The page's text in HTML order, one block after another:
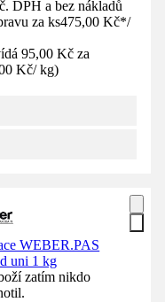
DPH a bez nákladů
za ks475,00 Kč*/
95,00 Kč za
Kč/ kg)
WEBER.PAS
uni 1 kg
zatím nikdo